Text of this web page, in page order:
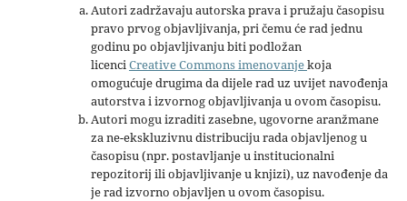
Autori zadržavaju autorska prava i pružaju časopisu
pravo prvog objavljivanja, pri čemu će rad jednu
godinu po objavljivanju biti podložan
licenciCreative Commons imenovanjekoja
omogućuje drugima da dijele rad uz uvijet navođenja
autorstva i izvornog objavljivanja u ovom časopisu.
Autori mogu izraditi zasebne, ugovorne aranžmane
za ne-ekskluzivnu distribuciju rada objavljenog u
časopisu (npr. postavljanje u institucionalni
repozitorij ili objavljivanje u knjizi), uz navođenje da
je rad izvorno objavljen u ovom časopisu.